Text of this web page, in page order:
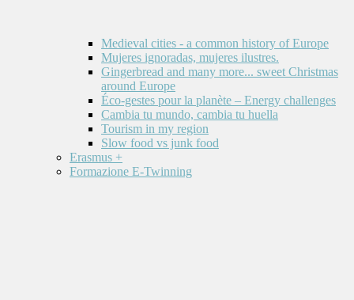
Medieval cities - a common history of Europe
Mujeres ignoradas, mujeres ilustres.
Gingerbread and many more... sweet Christmas
around Europe
Éco-gestes pour la planète – Energy challenges
Cambia tu mundo, cambia tu huella
Tourism in my region
Slow food vs junk food
Erasmus +
Formazione E-Twinning